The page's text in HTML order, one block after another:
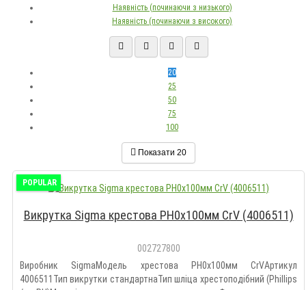
Наявність (починаючи з низького)
Наявність (починаючи з високого)
20
25
50
75
100
Показати 20
POPULAR
Викрутка Sigma крестова PH0x100мм СrV (4006511)
002727800
Виробник SigmaМодель хрестова PH0x100мм СrVАртикул
4006511Тип викрутки стандартнаТип шліца хрестоподібний (Phillips